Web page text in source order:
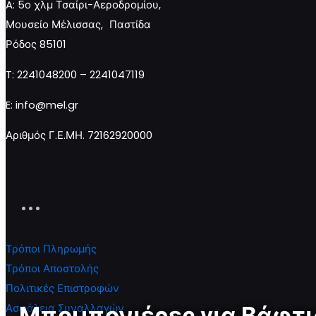
Μπομπονιέρα
Πουγκί
Προσθήκη
A: 5ο χλμ Τσαίρι-Αεροδρομίου,
Μουσείο Μέλισσας, Παστίδα
Ρόδος 85101
T: 2241048200 – 2241047119
E: info@mel.gr
Αριθμός Γ.Ε.ΜΗ. 72162920000
Τρόποι Πληρωμής
Τρόποι Αποστολής
Πολιτικές Επιστροφών
Ασφάλεια Συναλλαγών